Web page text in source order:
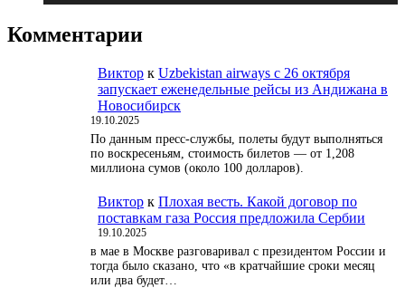
Комментарии
Виктор к Uzbekistan airways с 26 октября
запускает еженедельные рейсы из Андижана в
Новосибирск
19.10.2025
По данным пресс-службы, полеты будут выполняться
по воскресеньям, стоимость билетов — от 1,208
миллиона сумов (около 100 долларов).
Виктор к Плохая весть. Какой договор по
поставкам газа Россия предложила Сербии
19.10.2025
в мае в Москве разговаривал с президентом России и
тогда было сказано, что «в кратчайшие сроки месяц
или два будет…